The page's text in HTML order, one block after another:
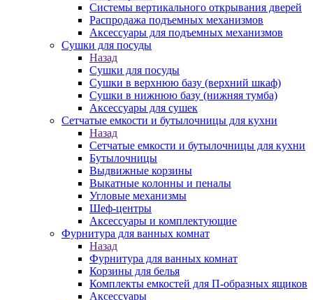
Системы вертикального открывания дверей
Распродажа подъемных механизмов
Аксессуары для подъемных механизмов
Сушки для посуды
Назад
Сушки для посуды
Сушки в верхнюю базу (верхний шкаф)
Сушки в нижнюю базу (нижняя тумба)
Аксессуары для сушек
Сетчатые емкости и бутылочницы для кухни
Назад
Сетчатые емкости и бутылочницы для кухни
Бутылочницы
Выдвижные корзины
Выкатные колонны и пеналы
Угловые механизмы
Шеф-центры
Аксессуары и комплектующие
Фурнитура для ванных комнат
Назад
Фурнитура для ванных комнат
Корзины для белья
Комплекты емкостей для П-образных ящиков
Аксессуары